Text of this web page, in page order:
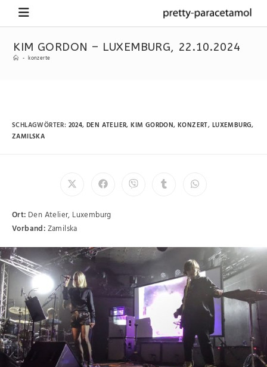
KIM GORDON – LUXEMBURG, 22.10.2024
- konzerte
SCHLAGWÖRTER: 2024, DEN ATELIER, KIM GORDON, KONZERT, LUXEMBURG,
ZAMILSKA
Ort: Den Atelier, Luxemburg
Vorband:Zamilska